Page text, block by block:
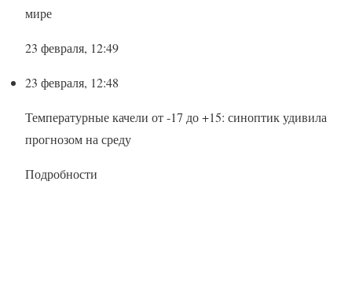
мире
23 февраля, 12:49
23 февраля, 12:48
Температурные качели от -17 до +15: синоптик удивила
прогнозом на среду
Подробности